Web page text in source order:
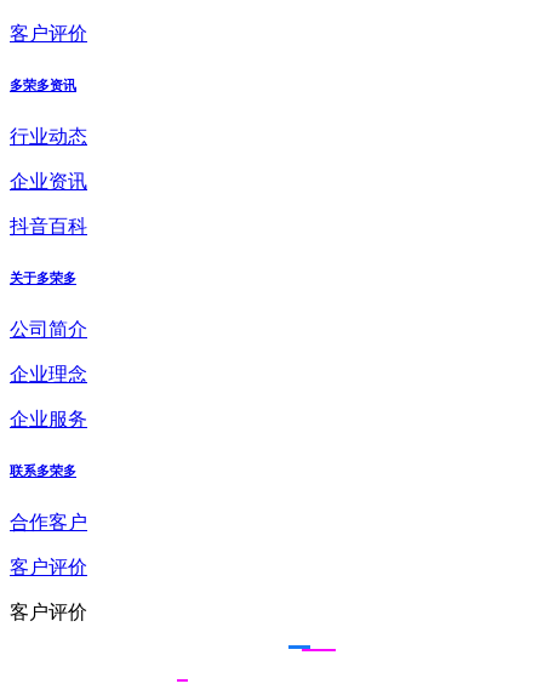
客户评价
多荣多资讯
行业动态
企业资讯
抖音百科
关于多荣多
公司简介
企业理念
企业服务
联系多荣多
合作客户
客户评价
客户评价